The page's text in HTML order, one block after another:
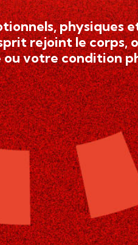
physiques
rejoint le corps,
votre condition